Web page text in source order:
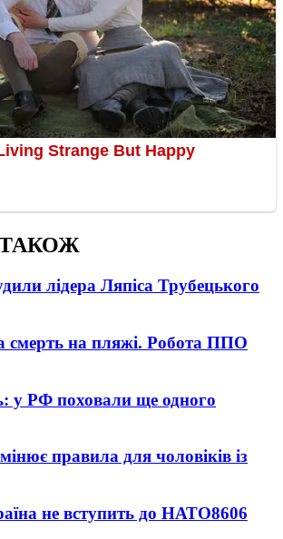
лідера Ляпіса Трубецького
смерть на пляжі. Робота ППО
у РФ поховали ще одного
правила для чоловіків із
не вступить до НАТО8606